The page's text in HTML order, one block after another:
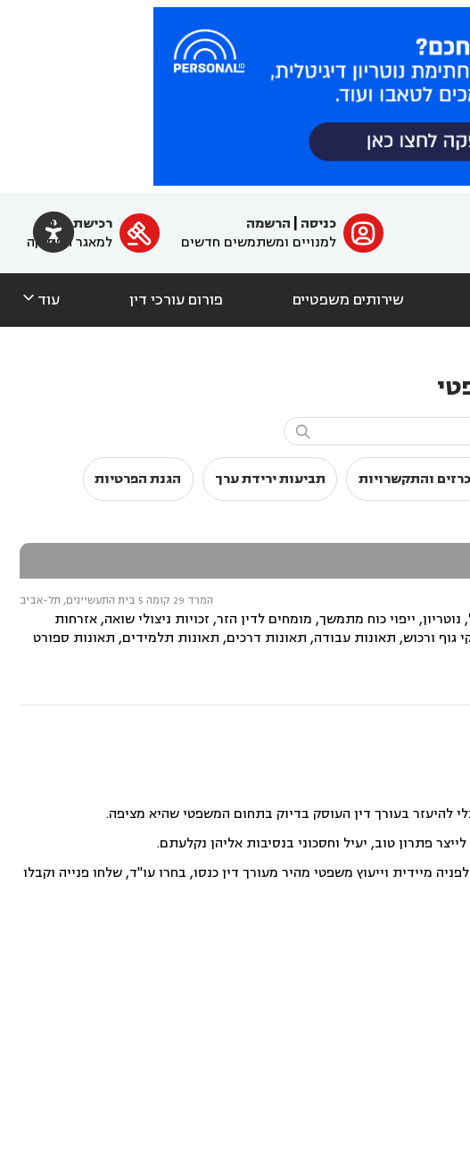
 ﱐ כניסה
הרשמה
למנויים ומשתמשים חדשים

רכישת מנוי
למאגר הפסיקה
שירותים משפטיים פורום עורכי דין עוד 

והתקשרויות תביעות ירידת ערך הגנת הפרטיות
המרד 29 קומה 5 בית התעשיינים, תל-אביב
ייפוי כוח מתמשך, מומחים לדין הזר, זכויות ניצולי שואה, אזרחות
גוף ורכוש, תאונות עבודה, תאונות דרכים, תאונות תלמידים, תאונות ספורט
להיעזר בעורך דין העוסק בדיוק בתחום המשפטי שהיא מציפה.
פתרון טוב, יעיל וחסכוני בנסיבות אליהן נקלעתם.
מיידית וייעוץ משפטי מהיר מעורך דין כנסו, בחרו עו"ד, שלחו פנייה וקבלו